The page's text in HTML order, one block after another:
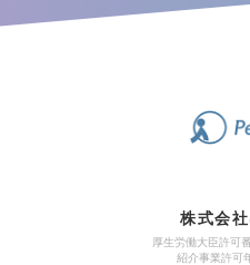
株式会
厚生労働大臣許可
紹介事業許可